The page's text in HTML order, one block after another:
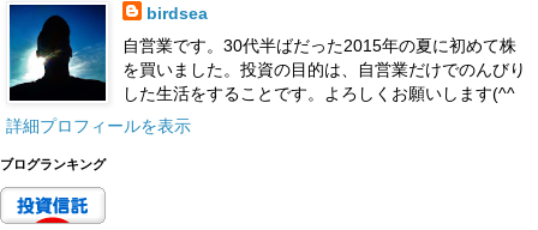
birdsea
自営業です。30代半ばだった2015年の夏に初めて株
を買いました。投資の目的は、自営業だけでのんびり
した生活をすることです。よろしくお願いします(^^
詳細プロフィールを表示
ブログランキング